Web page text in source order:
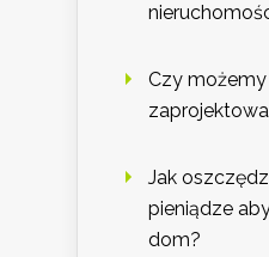
Czy
Jak
pieniądze
dom?